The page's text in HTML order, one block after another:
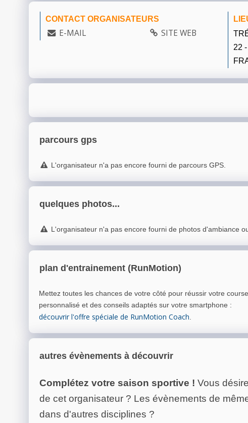
CONTACT ORGANISATEURS
E-MAIL SITE WEB
22
parcours gps
L'organisateur n'a pas encore fourni de parcours GPS.
quelques photos...
L'organisateur n'a pas encore fourni de photos d'ambiance
plan d'entrainement (RunMotion)
Mettez toutes les chances de votre côté pour réussir votre
personnalisé et des conseils adaptés sur votre smartphone :
découvrir l'offre spéciale de RunMotion Coach.
autres évènements à découvrir
Complétez votre saison sportive ! Vous
de cet organisateur ? Les évènements de
dans d'autres disciplines ?